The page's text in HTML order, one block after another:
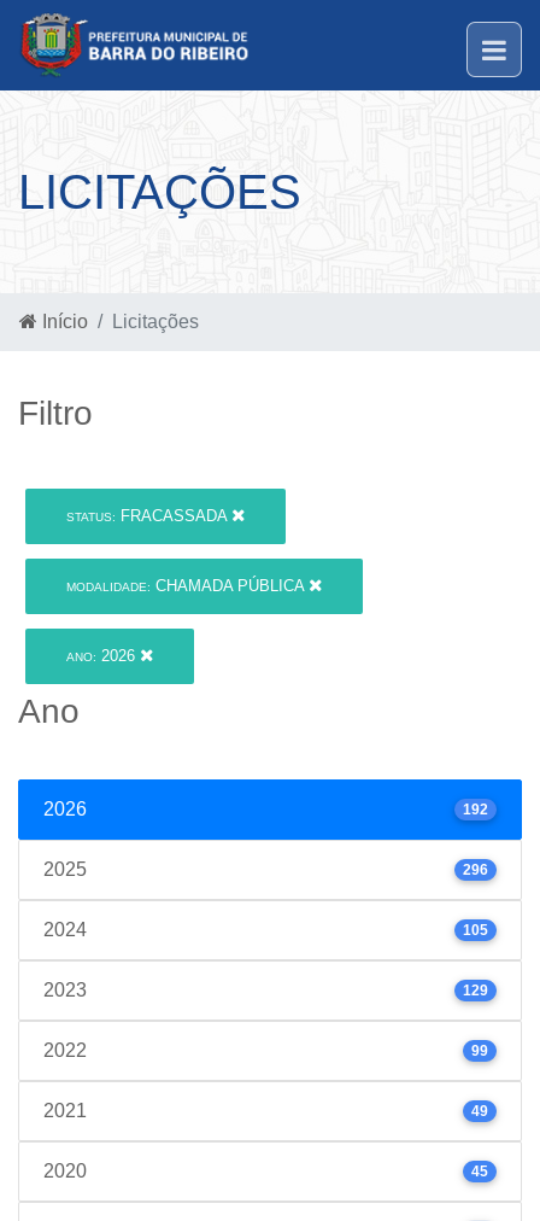
LICITAÇÕES
Início Licitações
Filtro
STATUS: FRACASSADA
MODALIDADE: CHAMADA PÚBLICA
ANO: 2026
Ano
2026 192
2025 296
2024 105
2023 129
2022 99
2021 49
2020 45